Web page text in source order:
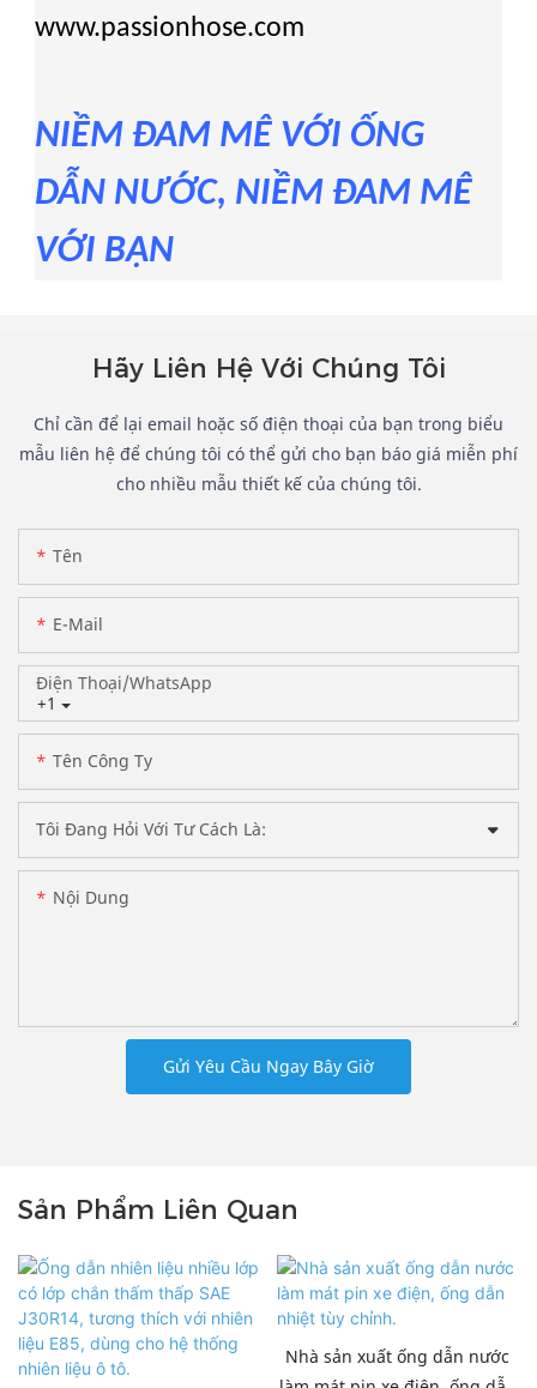
www.passionhose.com
NIỀM ĐAM MÊ VỚI ỐNG
DẪN NƯỚC, NIỀM ĐAM MÊ
VỚI BẠN
Hãy Liên Hệ Với Chúng Tôi
Chỉ cần để lại email hoặc số điện thoại của bạn trong biểu
mẫu liên hệ để chúng tôi có thể gửi cho bạn báo giá miễn phí
cho nhiều mẫu thiết kế của chúng tôi.
Tên
E-Mail
+1
Điện Thoại/WhatsApp
Tên Công Ty
Tôi Đang Hỏi Với Tư Cách Là:
Nội Dung
Gửi Yêu Cầu Ngay Bây Giờ
Sản Phẩm Liên Quan
Nhà sản xuất ống dẫn nước